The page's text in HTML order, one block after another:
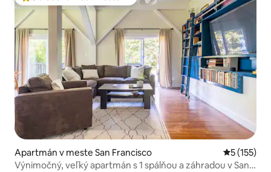
Apartmán v meste San Francisco Priemerné
5 (155)
Výnimočný, veľký apartmán s 1 spálňou a záhradou v San